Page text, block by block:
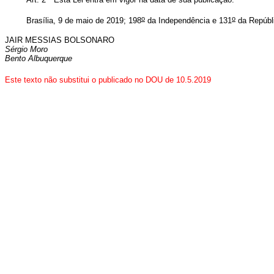
Brasília, 9 de maio de 2019; 198o da Independência e 131o da
JAIR MESSIAS BOLSONARO
Sérgio Moro
Bento Albuquerque
Este texto não substitui o publicado no DOU de 10.5.2019